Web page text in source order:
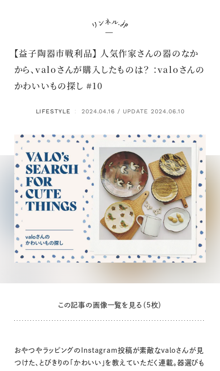
【益子陶器市戦利品】 人気作家さんの器のなか
から、valoさんが購入したものは？ ：valoさんの
かわいいもの探し #10
LIFESTYLE ： 2024.04.16 / UPDATE 2024.06.10
この記事の画像一覧を見る（5枚）
おやつやラッピングのInstagram投稿が素敵なvaloさんが見
つけた、とびきりの「かわいい」を教えていただく連載。器選びも